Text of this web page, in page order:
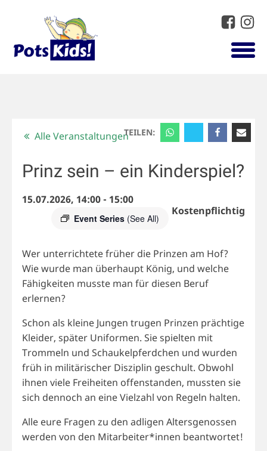
TEILEN:
Alle Veranstaltungen
Prinz sein – ein Kinderspiel?
15.07.2026, 14:00- 15:00
Event Series (See All)
Kostenpflichtig
Wer unterrichtete früher die Prinzen am Hof?
Wie wurde man überhaupt König, und welche
Fähigkeiten musste man für diesen Beruf
erlernen?
Schon als kleine Jungen trugen Prinzen prächtige
Kleider, später Uniformen. Sie spielten mit
Trommeln und Schaukelpferdchen und wurden
früh in militärischer Disziplin geschult. Obwohl
ihnen viele Freiheiten offenstanden, mussten sie
sich dennoch an eine Vielzahl von Regeln halten.
Alle eure Fragen zu den adligen Altersgenossen
werden von den Mitarbeiter*innen beantwortet!